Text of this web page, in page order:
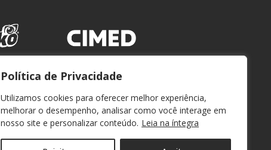
Política de Privacidade
Utilizamos cookies para oferecer melhor experiência,
melhorar o desempenho, analisar como você interage em
nosso site e personalizar conteúdo. Leia na íntegra